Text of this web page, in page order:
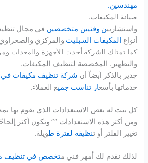
مهندسين.
صيانة المكيفات.
واستشاريين وفنيين متخصصين في مجال
أنواع المكيفات السبليت والمركزي
كما تمتلك الشركة أحدث الأجهزة والمعدات
والتطهير. المخصصة لتنظيف المكيفات.
جدير بالذكر أيضاً أن شركة تنظيف مكيفات في
خدماتها بأسعار تناسب جميع العملاء.
كل بيت له بعض الاستعدادات الذي يقوم بها
ومن أكثر هذه الاستعدادات “” وتكون أكثر
تغيير الفلتر أو تنظيفه لفترة طويلة.
لذلك نقدم لك أمهر فني متخصص في تنظيف